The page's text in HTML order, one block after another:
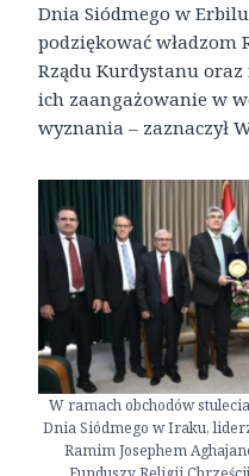
Dnia Siódmego w
podziękować władzom
Rządu Kurdystanu
ich zaangażowanie w
wyznania – zaznaczył
W ramach obchodów
Dnia Siódmego w Iraku,
Ramim Josephem